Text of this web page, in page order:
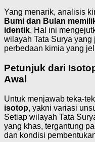
Yang menarik, analisis
Bumi dan Bulan
identik. Hal ini
wilayah Tata Surya
perbedaan kimia yang
Petunjuk dari
Awal
Untuk menjawab teka-
isotop, yakni variasi
Setiap wilayah Tata
yang khas, tergantung
dan kondisi